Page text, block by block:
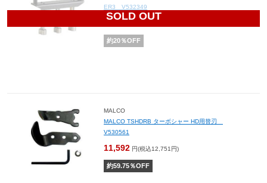
SOLD OUT
ER3 V532349
73,240
約20％OFF
MALCO
MALCO TSHDRB ターボシャー HD用替刃
V530561
11,592 円(税込12,751円)
約59.75％OFF